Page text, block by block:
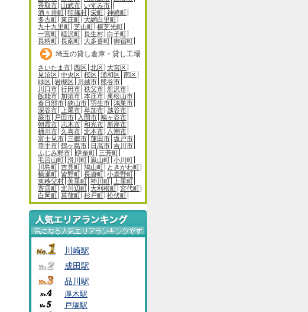
香取市 山武市 いすみ市
酒々井町 印旛村 栄町 神崎町
多古町 東庄町 大網白里町
九十九里町 芝山町 横芝光町
一宮町 睦沢町 長生村 白子町
長柄町 長南町 大多喜町 御宿町
埼玉の貸し倉庫・貸し工場
さいたま市 西区 北区 大宮区
見沼区 中央区 桜区 浦和区 南区
緑区 岩槻区 川越市 熊谷市
川口市 行田市 秩父市 所沢市
飯能市 加須市 本庄市 東松山市
春日部市 狭山市 羽生市 鴻巣市
深谷市
上尾市 草加市 越谷市
蕨市
戸田市 入間市 鳩ヶ谷市
朝霞市 志木市 和光市 新座市
桶川市 久喜市 北本市
八潮市
富士見市 三郷市 蓮田市 坂戸市
幸手市 鶴ヶ島市 日高市 吉川市
ふじみ野市
伊奈町 三芳町
毛呂山町 滑川町 嵐山町 小川町
川島町 吉見町 鳩山町
ときがわ町
横瀬町 皆野町 長瀞町 小鹿野町
東秩父村 美里町 神川町
上里町
寄居町 北川辺町 大利根町 宮代町
白岡町 菖蒲町 杉戸町 松伏町
川崎駅
成田駅
品川駅
厚木駅
戸塚駅